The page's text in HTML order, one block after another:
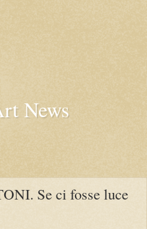
News
Se ci fosse luce